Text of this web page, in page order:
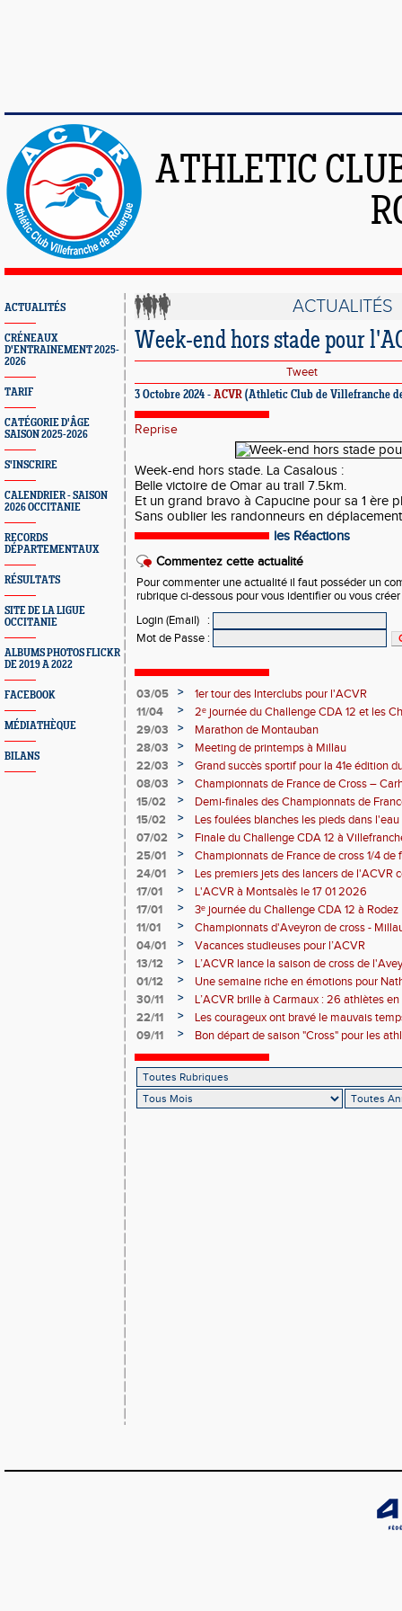
ATHLETIC
ACTUALITÉS
CRÉNEAUX
D'ENTRAINEMENT 2025-
2026
TARIF
CATÉGORIE D'ÂGE
SAISON 2025-2026
S'INSCRIRE
CALENDRIER - SAISON
2026 OCCITANIE
RECORDS
DÉPARTEMENTAUX
RÉSULTATS
SITE DE LA LIGUE
OCCITANIE
ALBUMS PHOTOS FLICKR
DE 2019 A 2022
FACEBOOK
MÉDIATHÈQUE
BILANS
ACTUALITÉS
Week-end hors stade pour
Tweet
3 Octobre 2024 - ACVR (Athletic Club de Villefranche
Reprise
Week-end hors stade. La Casalous :
Belle victoire de Omar au trail 7.5km.
Et un grand bravo à Capucine pour sa 1 ère
Sans oublier les randonneurs en
les Réactions
Commentez cette actualité
Pour commenter une actualité il faut posséder un
rubrique ci-dessous pour vous identifier ou vous
Login (Email)
:
Mot de Passe :
03/05 >
1er tour des Interclubs pour l'ACVR
11/04
>
2ᵉ journée du Challenge CDA 12 et les
29/03
>
Marathon de Montauban
28/03
>
Meeting de printemps à Millau
22/03
>
Grand succès sportif pour la 41e édition
malgré un problème côté randonnée
08/03 >
Championnats de France de Cross –
15/02
>
Demi-finales des Championnats de
15/02
>
Les foulées blanches les pieds dans
performances individuelles
07/02 >
Finale du Challenge CDA 12 à
25/01
>
Championnats de France de cross 1/4
la-Grave 25 01 2026
24/01 >
Les premiers jets des lancers de l'ACVR
Rodez
17/01 >
L'ACVR à Montsalès le 17 01 2026
17/01
>
3ᵉ journée du Challenge CDA 12 à Rodez
11/01
>
Championnats d'Aveyron de cross -
04/01
>
Vacances studieuses pour l’ACVR
13/12
>
L’ACVR lance la saison de cross de
01/12
>
Une semaine riche en émotions pour
de l’ACVR
30/11 >
L’ACVR brille à Carmaux : 26 athlètes
country international Hubert André
22/11 >
Les courageux ont bravé le mauvais
09/11
>
Bon départ de saison "Cross" pour les